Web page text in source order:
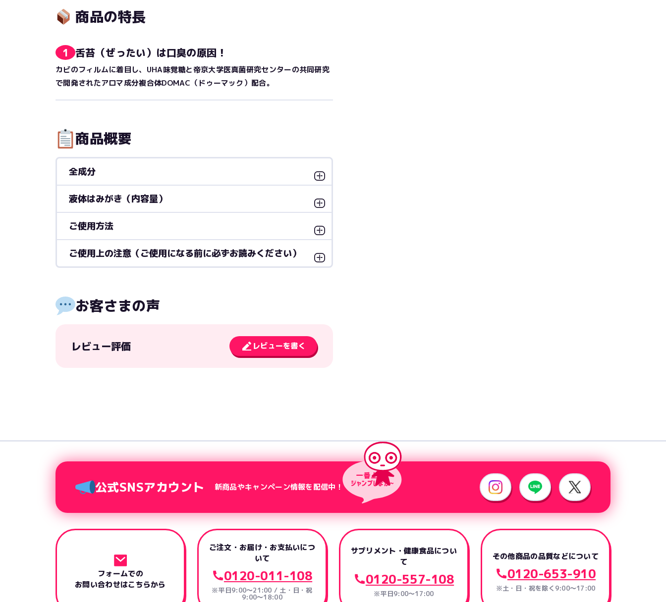
商品の特長
1 舌苔（ぜったい）は口臭の原因！
カビのフィルムに着目し、UHA味覚糖と帝京大学医真菌研究センターの共同研究
で開発されたアロマ成分複合体DOMAC（ドゥーマック）配合。
商品概要
全成分
液体はみがき（内容量）
ご使用方法
ご使用上の注意（ご使用になる前に必ずお読みください）
お客さまの声
レビュー評価 レビューを書く
公式SNSアカウント 新商品やキャンペーン情報を配信中！
フォームでの
お問い合わせはこちらから
ご注文・お届け・お支払いにつ
いて
0120-011-108
※平日9:00～21:00 / 土・日・祝
9:00～18:00
サプリメント・健康食品につい
て
0120-557-108
※平日9:00～17:00
その他商品の品質などについて
0120-653-910
※土・日・祝を除く9:00〜17:00